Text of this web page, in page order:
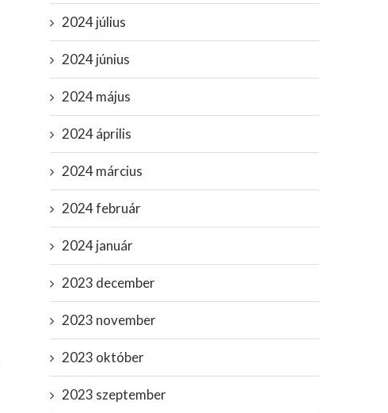
2024 július
2024 június
2024 május
2024 április
2024 március
2024 február
2024 január
2023 december
2023 november
2023 október
2023 szeptember